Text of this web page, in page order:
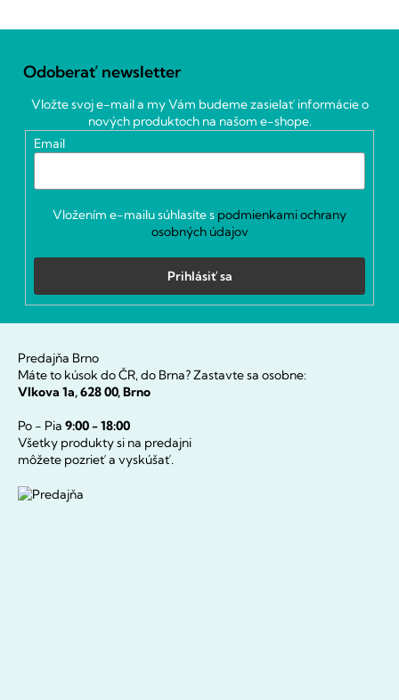
Odoberať newsletter
Vložte svoj e-mail a my Vám budeme zasielať informácie o
nových produktoch na našom e-shope.
Email
Vložením e-mailu súhlasíte s podmienkami ochrany
osobných údajov
Prihlásiť sa
Predajňa Brno
Máte to kúsok do ČR, do Brna? Zastavte sa osobne:
Vlkova 1a, 628 00, Brno
Po - Pia 9:00 - 18:00
Všetky produkty si na predajni
môžete pozrieť a vyskúšať.